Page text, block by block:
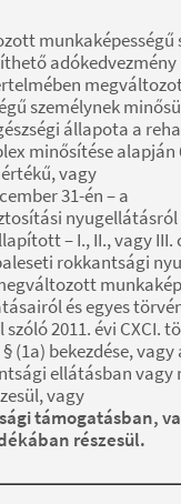
munkaképességű
adókedvezmény
személynek
állapota a
minősítése alapján
vagy
31-én – a
nyugellátásról
– I., II., vagy III.
rokkantsági
és egyes
2011. évi CXCI.
(1a) bekezdése, vagy
ellátásban vagy
vagy
támogatásban,
részesül.